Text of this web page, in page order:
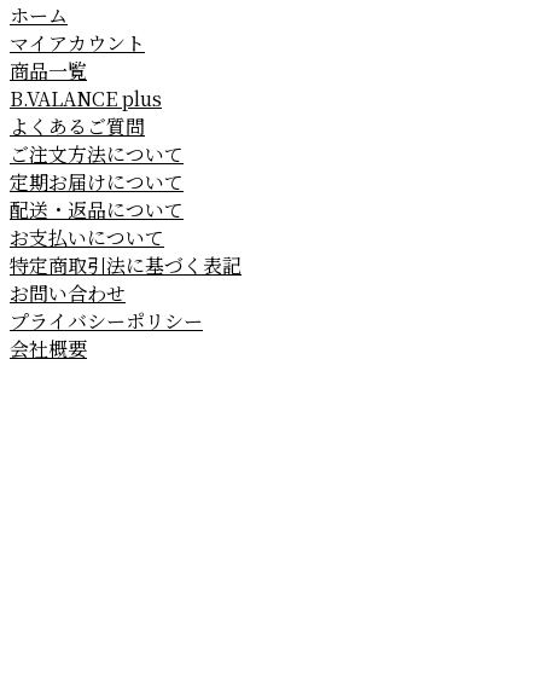
ホーム
マイアカウント
商品一覧
B.VALANCE plus
よくあるご質問
ご注文方法について
定期お届けについて
配送・返品について
お支払いについて
特定商取引法に基づく表記
お問い合わせ
プライバシーポリシー
会社概要